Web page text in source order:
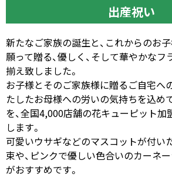
出産祝い
新たなご家族の誕生と、これからのお
願って贈る、優しく、そして華やかな
揃え致しました。
お子様とそのご家族様に贈るご自宅へ
たしたお母様への労いの気持ちを込め
を、全国4,000店舗の花キューピット
します。
可愛いウサギなどのマスコットが付い
束や、ピンクで優しい色合いのカーネ
がおすすめです。